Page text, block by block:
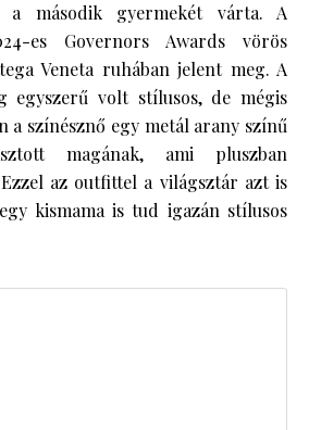
a második gyermekét várta. A
es Governors Awards vörös
Veneta ruhában jelent meg. A
egyszerű volt stílusos, de mégis
a színésznő egy metál arany színű
magának, ami pluszban
az outfittel a világsztár azt is
kismama is tud igazán stílusos